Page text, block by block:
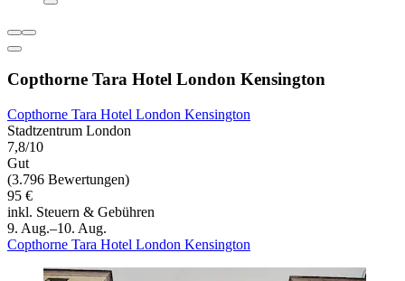
Copthorne Tara Hotel London Kensington
Copthorne Tara Hotel London Kensington
Stadtzentrum London
7,8/10
Gut
(3.796 Bewertungen)
95 €
inkl. Steuern & Gebühren
9. Aug.–10. Aug.
Copthorne Tara Hotel London Kensington